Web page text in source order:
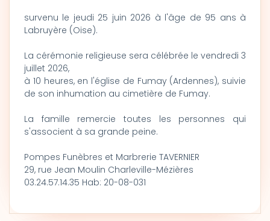
survenu le jeudi 25 juin 2026 à l'âge de 95 ans à
Labruyère (Oise).
La cérémonie religieuse sera célébrée le vendredi 3
juillet 2026,
à 10 heures, en l'église de Fumay (Ardennes), suivie
de son inhumation au cimetière de Fumay.
La famille remercie toutes les personnes qui
s'associent à sa grande peine.
Pompes Funèbres et Marbrerie TAVERNIER
29, rue Jean Moulin Charleville-Mézières
03.24.57.14.35 Hab: 20-08-031